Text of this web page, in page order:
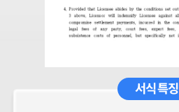
서식 특징